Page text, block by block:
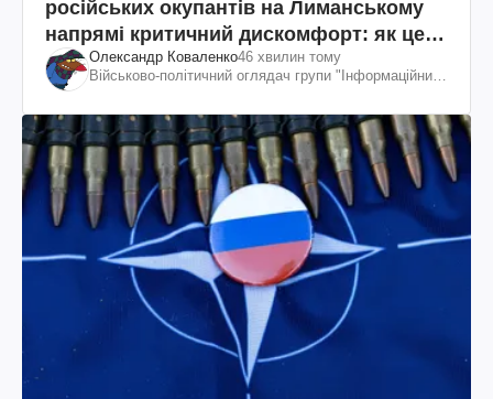
російських окупантів на Лиманському
напрямі критичний дискомфорт: як це
вдалосяОлександр Коваленко46 хвилин тому
Військово-політичний оглядач групи "Інформаційний